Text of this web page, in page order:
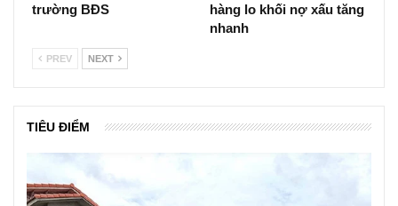
trường BĐS
hàng lo khối nợ xấu tăng
nhanh
PREV NEXT
TIÊU ĐIỂM